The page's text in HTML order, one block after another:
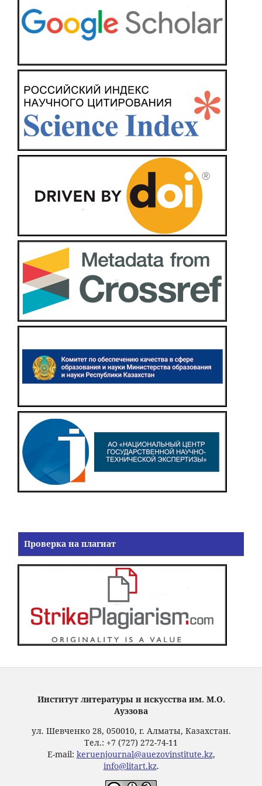
Проверка на плагиат
Институт литературы и искусства им. М.О.
Ауэзова
ул. Шевченко 28, 050010, г. Алматы, Казахстан.
Тел.: +7 (727) 272-74-11
E-mail: keruenjournal@auezovinstitute.kz,
info@litart.kz.